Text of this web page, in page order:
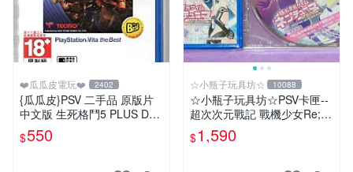
❤️瓜瓜皮電玩❤️ 2402
{瓜瓜皮}PSV 二手品 原版片
中文版 生死格鬥5 PLUS Dea
d or Alive 5(遊戲都有回收)
$550
☆小瓶子玩具坊☆ 10088
☆小瓶子玩具坊☆PSV卡匣--
超次次元戰記 戰機少女Re;Bi
rth2 SISTERS GENERATIO
N日版+CD
$1,590